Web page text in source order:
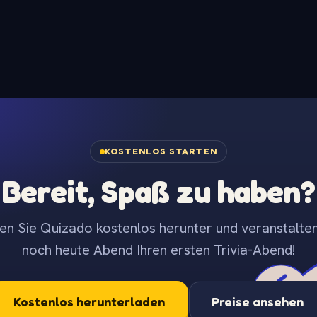
KOSTENLOS STARTEN
Bereit, Spaß zu haben?
Sie Quizado kostenlos herunter und
noch heute Abend Ihren ersten Trivia-Abend!
Kostenlos herunterladen Preise ansehen